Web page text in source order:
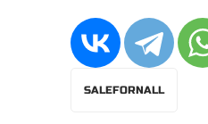
SALEFORNALL